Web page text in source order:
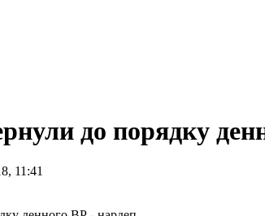
до порядку
11:41